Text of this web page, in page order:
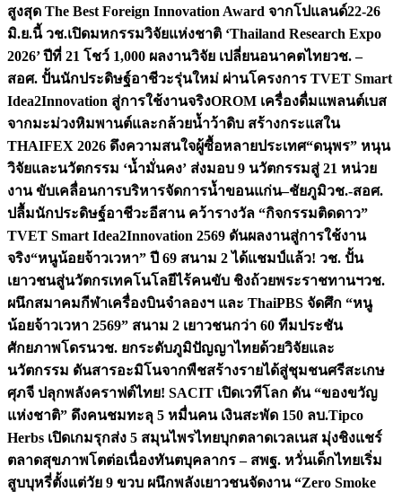
สูงสุด The Best Foreign Innovation Award จากโปแลนด์22-26
มิ.ย.นี้ วช.เปิดมหกรรมวิจัยแห่งชาติ ‘Thailand Research Expo
2026’ ปีที่ 21 โชว์ 1,000 ผลงานวิจัย เปลี่ยนอนาคตไทยวช. –
สอศ. ปั้นนักประดิษฐ์อาชีวะรุ่นใหม่ ผ่านโครงการ TVET Smart
Idea2Innovation สู่การใช้งานจริงOROM เครื่องดื่มแพลนต์เบส
จากมะม่วงหิมพานต์และกล้วยน้ำว้าดิบ สร้างกระแสใน
THAIFEX 2026 ดึงความสนใจผู้ซื้อหลายประเทศ“ดนุพร” หนุน
วิจัยและนวัตกรรม ‘น้ำมั่นคง’ ส่งมอบ 9 นวัตกรรมสู่ 21 หน่วย
งาน ขับเคลื่อนการบริหารจัดการน้ำขอนแก่น–ชัยภูมิวช.-สอศ.
ปลื้มนักประดิษฐ์อาชีวะอีสาน คว้ารางวัล “กิจกรรมติดดาว”
TVET Smart Idea2Innovation 2569 ดันผลงานสู่การใช้งาน
จริง“หนูน้อยจ้าวเวหา” ปี 69 สนาม 2 ได้แชมป์แล้ว! วช. ปั้น
เยาวชนสู่นวัตกรเทคโนโลยีไร้คนขับ ชิงถ้วยพระราชทานฯวช.
ผนึกสมาคมกีฬาเครื่องบินจำลองฯ และ ThaiPBS จัดศึก “หนู
น้อยจ้าวเวหา 2569” สนาม 2 เยาวชนกว่า 60 ทีมประชัน
ศักยภาพโดรนวช. ยกระดับภูมิปัญญาไทยด้วยวิจัยและ
นวัตกรรม ดันสารอะมิโนจากพืชสร้างรายได้สู่ชุมชนศรีสะเกษ
ศุภจี ปลุกพลังคราฟต์ไทย! SACIT เปิดเวทีโลก ดัน “ของขวัญ
แห่งชาติ” ดึงคนชมทะลุ 5 หมื่นคน เงินสะพัด 150 ลบ.Tipco
Herbs เปิดเกมรุกส่ง 5 สมุนไพรไทยบุกตลาดเวลเนส มุ่งชิงแชร์
ตลาดสุขภาพโตต่อเนื่องทันตบุคลากร – สพฐ. หวั่นเด็กไทยเริ่ม
สูบบุหรี่ตั้งแต่วัย 9 ขวบ ผนึกพลังเยาวชนจัดงาน “Zero Smoke